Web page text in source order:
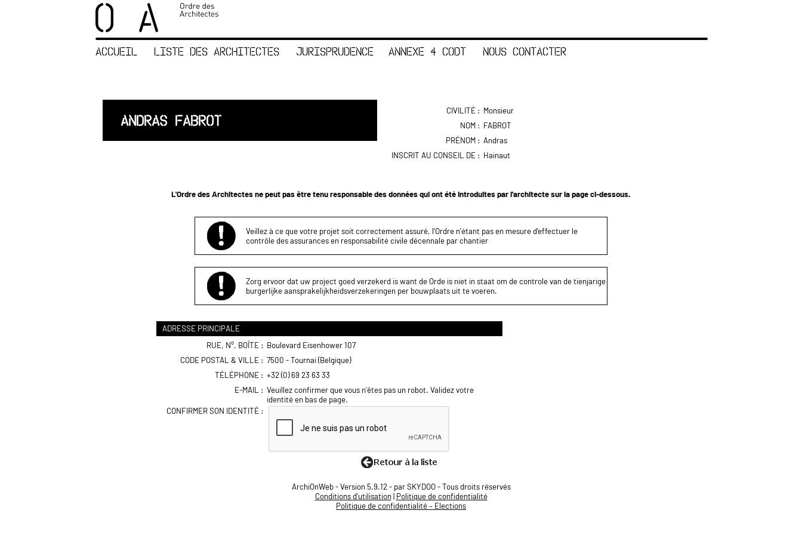
ACCUEIL LISTE DES ARCHITECTES JURISPRUDENCE ANNEXE 4 CODT NOUS CONTACTER
ANDRAS FABROT
CIVILITÉ : Monsieur
NOM : FABROT
PRÉNOM : Andras
INSCRIT AU CONSEIL DE : Hainaut
L'Ordre des Architectes ne peut pas être tenu responsable des données qui ont été introduites par l'architecte sur la page ci-dessous.
Veillez à ce que votre projet soit correctement assuré, l’Ordre n’étant pas en mesure d’effectuer le
contrôle des assurances en responsabilité civile décennale par chantier
Zorg ervoor dat uw project goed verzekerd is want de Orde is niet in staat om de controle van de tienjarige
burgerlijke aansprakelijkheidsverzekeringen per bouwplaats uit te voeren.
ADRESSE PRINCIPALE
RUE, N°, BOÎTE : Boulevard Eisenhower 107
CODE POSTAL & VILLE : 7500 - Tournai (Belgique)
TÉLÉPHONE : +32 (0) 69 23 63 33
E-MAIL : Veuillez confirmer que vous n'êtes pas un robot. Validez votre
identité en bas de page.
CONFIRMER SON IDENTITÉ :
ArchiOnWeb - Version 5.9.12 - par SKYDOO - Tous droits réservés
Conditions d'utilisation| Politique de confidentialité
Politique de confidentialité – Elections